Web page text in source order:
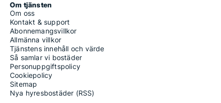
Om tjänsten
Om oss
Kontakt & support
Abonnemangsvillkor
Allmänna villkor
Tjänstens innehåll och värde
Så samlar vi bostäder
Personuppgiftspolicy
Cookiepolicy
Sitemap
Nya hyresbostäder (RSS)